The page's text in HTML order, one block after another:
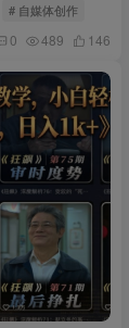
# 自媒体创作
0 489 146